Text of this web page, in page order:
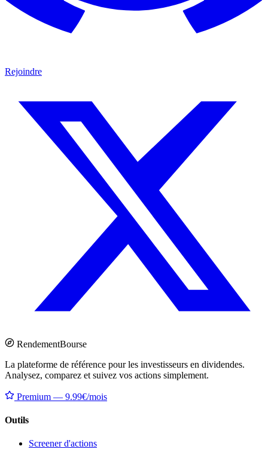
Rejoindre
RendementBourse
La plateforme de référence pour les investisseurs en dividendes.
Analysez, comparez et suivez vos actions simplement.
Premium — 9.99€/mois
Outils
Screener d'actions